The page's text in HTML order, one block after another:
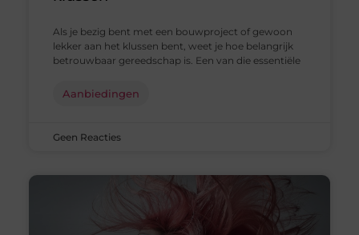
Als je bezig bent met een bouwproject of gewoon
lekker aan het klussen bent, weet je hoe belangrijk
betrouwbaar gereedschap is. Een van die essentiële
Aanbiedingen
Geen Reacties